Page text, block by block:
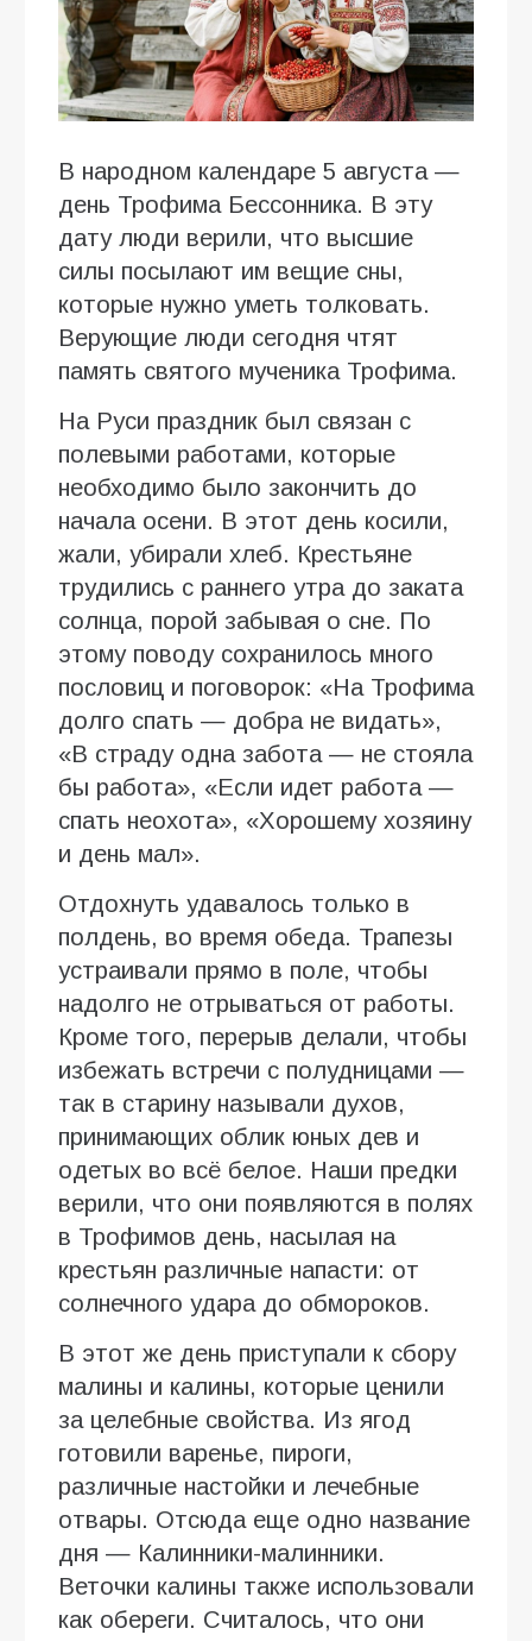
В народном календаре 5 августа —
день Трофима Бессонника. В эту
дату люди верили, что высшие
силы посылают им вещие сны,
которые нужно уметь толковать.
Верующие люди сегодня чтят
память святого мученика Трофима.
На Руси праздник был связан с
полевыми работами, которые
необходимо было закончить до
начала осени. В этот день косили,
жали, убирали хлеб. Крестьяне
трудились с раннего утра до заката
солнца, порой забывая о сне. По
этому поводу сохранилось много
пословиц и поговорок: «На Трофима
долго спать — добра не видать»,
«В страду одна забота — не стояла
бы работа», «Если идет работа —
спать неохота», «Хорошему хозяину
и день мал».
Отдохнуть удавалось только в
полдень, во время обеда. Трапезы
устраивали прямо в поле, чтобы
надолго не отрываться от работы.
Кроме того, перерыв делали, чтобы
избежать встречи с полудницами —
так в старину называли духов,
принимающих облик юных дев и
одетых во всё белое. Наши предки
верили, что они появляются в полях
в Трофимов день, насылая на
крестьян различные напасти: от
солнечного удара до обмороков.
В этот же день приступали к сбору
малины и калины, которые ценили
за целебные свойства. Из ягод
готовили варенье, пироги,
различные настойки и лечебные
отвары. Отсюда еще одно название
дня — Калинники-малинники.
Веточки калины также использовали
как обереги. Считалось, что они